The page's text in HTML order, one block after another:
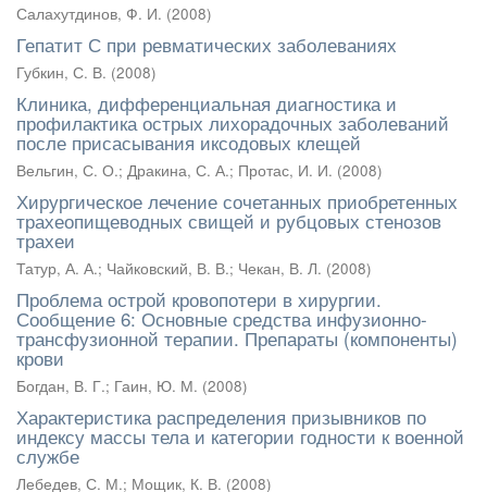
Салахутдинов, Ф. И. (2008)
Гепатит С при ревматических заболеваниях
Губкин, С. В. (2008)
Клиника, дифференциальная диагностика и
профилактика острых лихорадочных заболеваний
после присасывания иксодовых клещей
Вельгин, С. О.; Дракина, С. А.; Протас, И. И. (2008)
Хирургическое лечение сочетанных приобретенных
трахеопищеводных свищей и рубцовых стенозов
трахеи
Татур, А. А.; Чайковский, В. В.; Чекан, В. Л. (2008)
Проблема острой кровопотери в хирургии.
Сообщение 6: Основные средства инфузионно-
трансфузионной терапии. Препараты (компоненты)
крови
Богдан, В. Г.; Гаин, Ю. М. (2008)
Характеристика распределения призывников по
индексу массы тела и категории годности к военной
службе
Лебедев, С. М.; Мощик, К. В. (2008)